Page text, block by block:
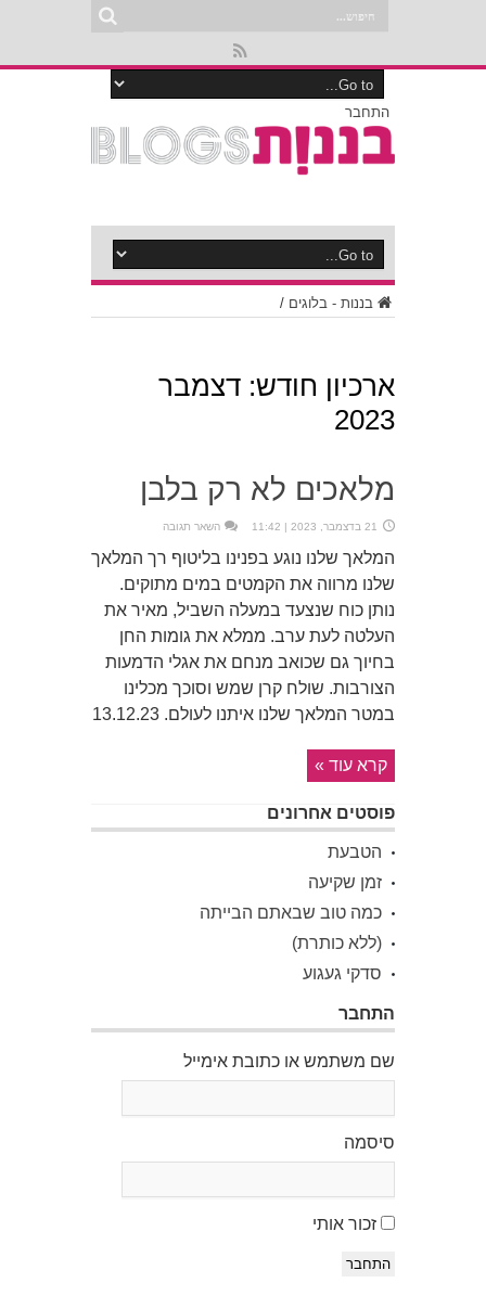
התחבר
בננות - בלוגים /
ארכיון חודש: דצמבר
2023
מלאכים לא רק בלבן
21 בדצמבר, 2023 | 11:42 השאר תגובה
המלאך שלנו נוגע בפנינו בליטוף רך המלאך
שלנו מרווה את הקמטים במים מתוקים.
נותן כוח שנצעד במעלה השביל, מאיר את
העלטה לעת ערב. ממלא את גומות החן
בחיוך גם שכואב מנחם את אגלי הדמעות
הצורבות. שולח קרן שמש וסוכך מכלינו
במטר המלאך שלנו איתנו לעולם. 13.12.23
קרא עוד »
פוסטים אחרונים
הטבעת
זמן שקיעה
כמה טוב שבאתם הבייתה
(ללא כותרת)
סדקי געגוע
התחבר
שם משתמש או כתובת אימייל
סיסמה
זכור אותי
התחבר